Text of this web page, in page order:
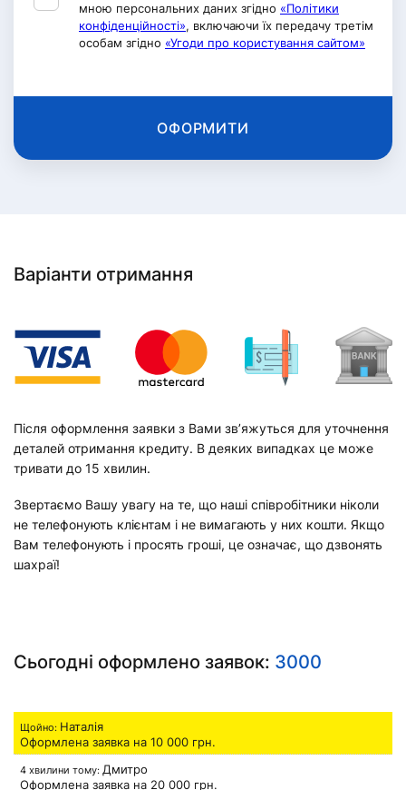
мною персональних даних згідно «Політики
конфіденційності», включаючи їх передачу третім
особам згідно «Угоди про користування сайтом»
ОФОРМИТИ
Варіанти отримання
Після оформлення заявки з Вами зв’яжуться для уточнення
деталей отримання кредиту. В деяких випадках це може
тривати до 15 хвилин.
Звертаємо Вашу увагу на те, що наші співробітники ніколи
не телефонують клієнтам і не вимагають у них кошти. Якщо
Вам телефонують і просять гроші, це означає, що дзвонять
шахраї!
Сьогодні оформлено заявок: 3000
Щойно: Наталія
Оформлена заявка на 10 000 грн.
4 хвилини тому: Дмитро
Оформлена заявка на 20 000 грн.